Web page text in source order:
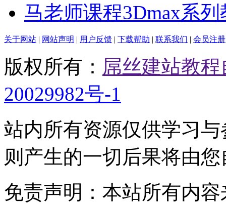
马老师课程3Dmax系
关于网站 | 网站声明 | 用户反馈 | 下载帮助 | 联系我们 | 会员注册
版权所有： 屌丝建站教
20029982号-1
站内所有资源仅供学习
则产生的一切后果将由
免责声明：本站所有内